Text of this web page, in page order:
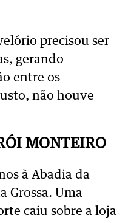
precisou ser
gerando
entre os
não houve
MONTEIRO
à Abadia da
Grossa. Uma
caiu sobre a loja